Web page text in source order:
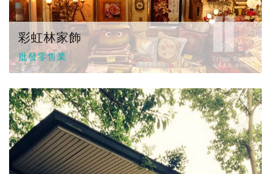
彩虹林家飾
批發零售業